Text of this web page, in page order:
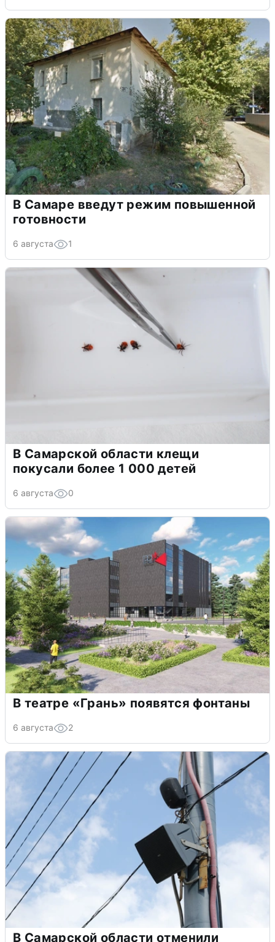
В Самаре введут режим повышенной
готовности
6 августа 1
В Самарской области клещи
покусали более 1 000 детей
6 августа 0
В театре «Грань» появятся фонтаны
6 августа 2
В Самарской области отменили